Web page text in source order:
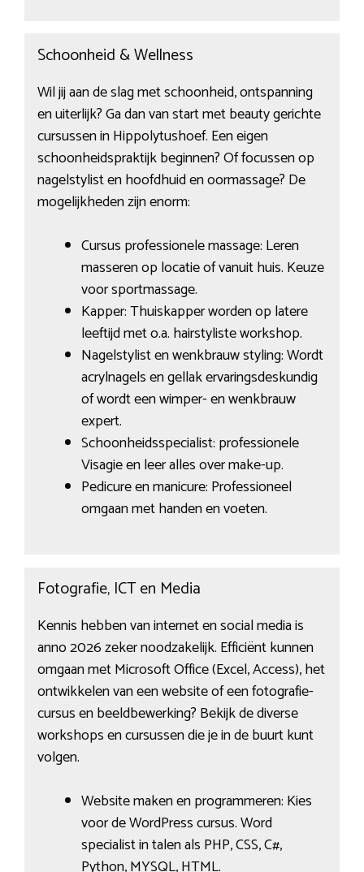
Schoonheid & Wellness
Wil jij aan de slag met schoonheid, ontspanning
en uiterlijk? Ga dan van start met beauty gerichte
cursussen in Hippolytushoef. Een eigen
schoonheidspraktijk beginnen? Of focussen op
nagelstylist en hoofdhuid en oormassage? De
mogelijkheden zijn enorm:
Cursus professionele massage: Leren
masseren op locatie of vanuit huis. Keuze
voor sportmassage.
Kapper: Thuiskapper worden op latere
leeftijd met o.a. hairstyliste workshop.
Nagelstylist en wenkbrauw styling: Wordt
acrylnagels en gellak ervaringsdeskundig
of wordt een wimper- en wenkbrauw
expert.
Schoonheidsspecialist: professionele
Visagie en leer alles over make-up.
Pedicure en manicure: Professioneel
omgaan met handen en voeten.
Fotografie, ICT en Media
Kennis hebben van internet en social media is
anno 2026 zeker noodzakelijk. Efficiënt kunnen
omgaan met Microsoft Office (Excel, Access), het
ontwikkelen van een website of een fotografie-
cursus en beeldbewerking? Bekijk de diverse
workshops en cursussen die je in de buurt kunt
volgen.
Website maken en programmeren: Kies
voor de WordPress cursus. Word
specialist in talen als PHP, CSS, C#,